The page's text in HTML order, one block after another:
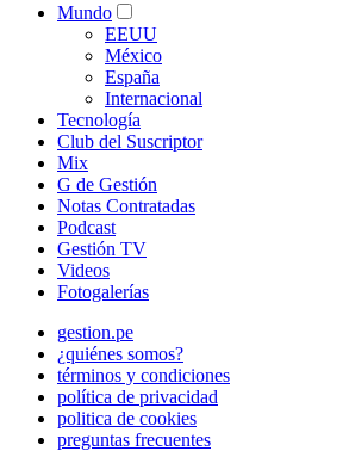
Mundo
EEUU
México
España
Internacional
Tecnología
Club del Suscriptor
Mix
G de Gestión
Notas Contratadas
Podcast
Gestión TV
Videos
Fotogalerías
gestion.pe
¿quiénes somos?
términos y condiciones
política de privacidad
politica de cookies
preguntas frecuentes